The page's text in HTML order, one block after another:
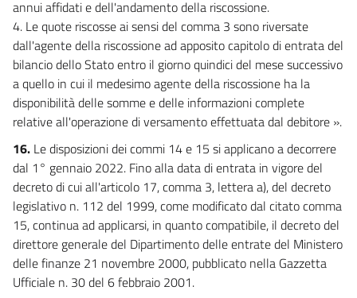
annui affidati e dell'andamento della riscossione.
4. Le quote riscosse ai sensi del comma 3 sono riversate
dall'agente della riscossione ad apposito capitolo di entrata del
bilancio dello Stato entro il giorno quindici del mese successivo
a quello in cui il medesimo agente della riscossione ha la
disponibilità delle somme e delle informazioni complete
relative all'operazione di versamento effettuata dal debitore ».
16. Le disposizioni dei commi 14 e 15 si applicano a decorrere
dal 1° gennaio 2022. Fino alla data di entrata in vigore del
decreto di cui all'articolo 17, comma 3, lettera a), del decreto
legislativo n. 112 del 1999, come modificato dal citato comma
15, continua ad applicarsi, in quanto compatibile, il decreto del
direttore generale del Dipartimento delle entrate del Ministero
delle finanze 21 novembre 2000, pubblicato nella Gazzetta
Ufficiale n. 30 del 6 febbraio 2001.